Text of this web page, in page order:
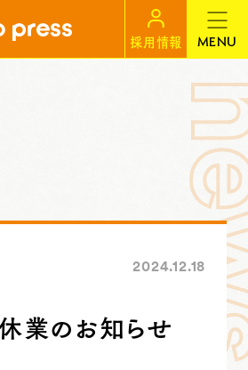
採用情報 MENU
2024.12.18
業のお知らせ